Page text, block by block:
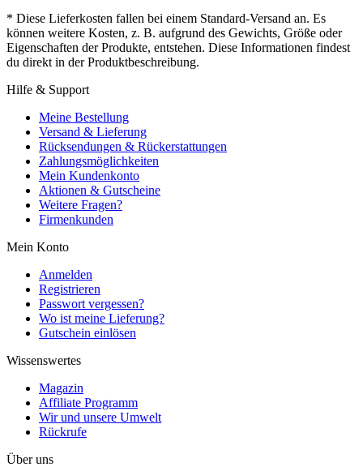
* Diese Lieferkosten fallen bei einem Standard-Versand an. Es
können weitere Kosten, z. B. aufgrund des Gewichts, Größe oder
Eigenschaften der Produkte, entstehen. Diese Informationen findest
du direkt in der Produktbeschreibung.
Hilfe & Support
Meine Bestellung
Versand & Lieferung
Rücksendungen & Rückerstattungen
Zahlungsmöglichkeiten
Mein Kundenkonto
Aktionen & Gutscheine
Weitere Fragen?
Firmenkunden
Mein Konto
Anmelden
Registrieren
Passwort vergessen?
Wo ist meine Lieferung?
Gutschein einlösen
Wissenswertes
Magazin
Affiliate Programm
Wir und unsere Umwelt
Rückrufe
Über uns